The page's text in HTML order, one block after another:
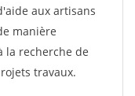
aux artisans
manière
la recherche de
travaux.